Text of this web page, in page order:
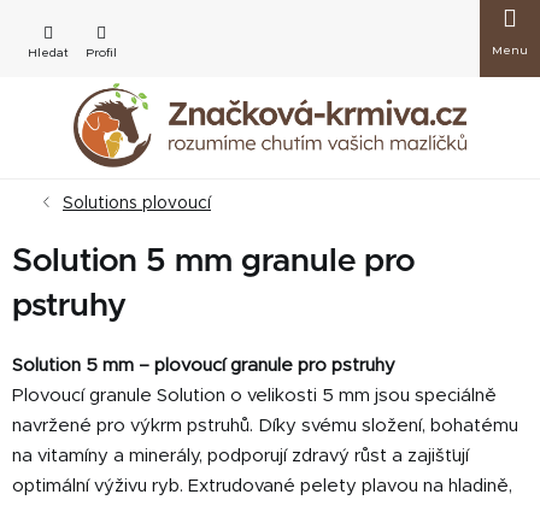
obsah
košík
Solutions plovoucí
Solution 5 mm granule pro
pstruhy
Solution 5 mm – plovoucí granule pro pstruhy
Plovoucí granule Solution o velikosti 5 mm jsou speciálně
navržené pro výkrm pstruhů. Díky svému složení, bohatému
na vitamíny a minerály, podporují zdravý růst a zajišťují
optimální výživu ryb. Extrudované pelety plavou na hladině,